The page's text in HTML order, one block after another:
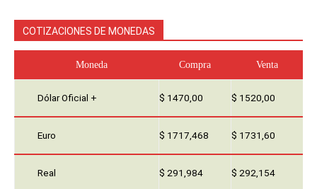
COTIZACIONES DE MONEDAS
Moneda Compra Venta
Dólar Oficial + $ 1470,00 $ 1520,00
Euro $ 1717,468 $ 1731,60
Real $ 291,984 $ 292,154